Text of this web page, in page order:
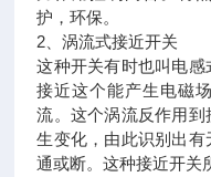
护，环保。
2、涡流式接近开关
这种开关有时也叫电
接近这个能产生电磁
流。这个涡流反作用
生变化，由此识别出
通或断。这种接近开关